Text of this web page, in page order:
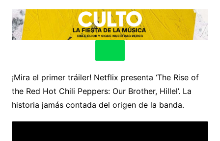
¡Mira el primer tráiler! Netflix presenta ‘The Rise of
the Red Hot Chili Peppers: Our Brother, Hillel’. La
historia jamás contada del origen de la banda.